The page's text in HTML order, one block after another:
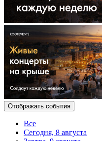
Отображать события
Все
Сегодня, 8 августа